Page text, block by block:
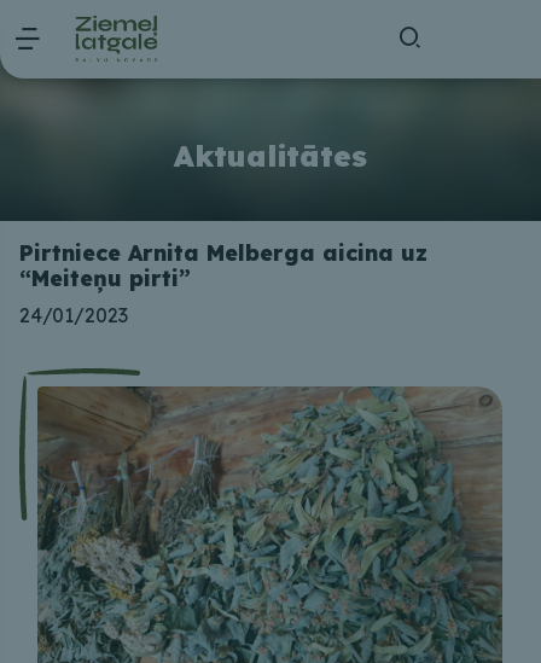
Aktualitātes
Pirtniece Arnita Melberga aicina uz
“Meiteņu pirti”
24/01/2023